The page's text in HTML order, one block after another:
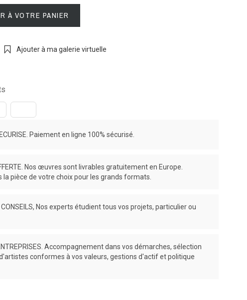
À VOTRE PANIER
Ajouter à ma galerie virtuelle
Paiement en ligne 100% sécurisé.
Nos œuvres sont livrables gratuitement en Europe.
la pièce de votre choix pour les grands formats.
CONSEILS, Nos experts étudient tous vos projets, particulier ou
Accompagnement dans vos démarches, sélection
conformes à vos valeurs, gestions d'actif et politique